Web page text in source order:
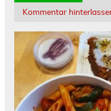
Kommentar